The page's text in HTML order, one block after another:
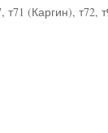
т71 (Каргин), т72,